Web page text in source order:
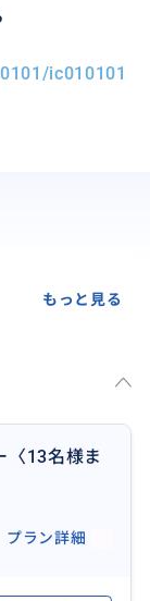
ic010101
もっと見る
〈13名様ま
プラン詳細